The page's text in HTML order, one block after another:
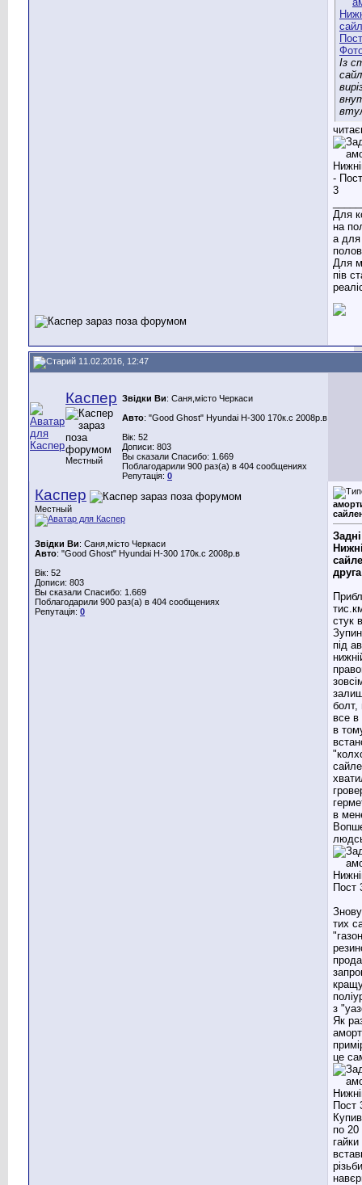
Із
Для
на
а для
Для
пів
11.02.2016, 12:47
Каспер
Местный
Звідки Ви: Саня,місто Черкаси
Авто: "Good Ghost" Hyundai H-300 170к.с 2008р.в
Вік: 52
Дописи: 803
Вы сказали Спасибо: 1.669
Поблагодарили 900 раз(а) в 404 сообщениях
Репутація: 0
Каспер
Местный
Звідки Ви: Саня,місто Черкаси
Авто: "Good Ghost" Hyundai H-300 170к.с 2008р.в
Вік: 52
Дописи: 803
Вы сказали Спасибо: 1.669
Поблагодарили 900 раз(а) в 404 сообщениях
Репутація: 0
друга
стук
під
болт,
все в
в
в
тих
з
Як
це
по 20